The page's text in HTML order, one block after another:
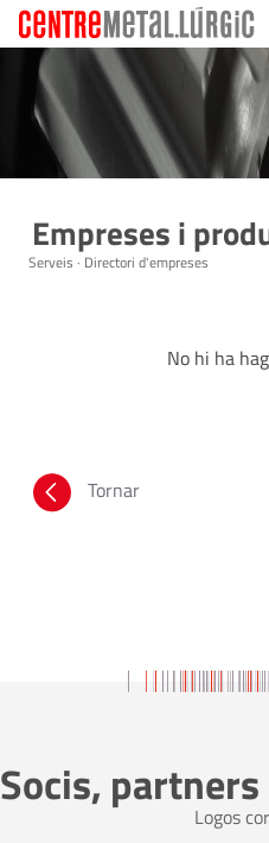
Empreses i
Serveis · Directori d'empreses
No hi ha
Tornar
Socis,
Logos